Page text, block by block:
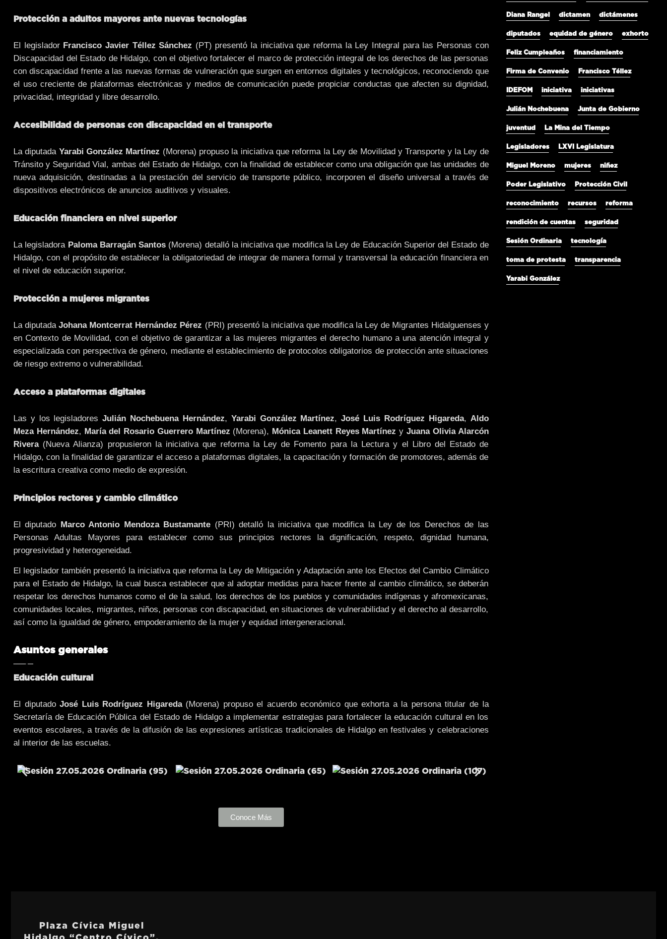
Protección a adultos mayores ante nuevas tecnologías
El legislador Francisco Javier Téllez Sánchez (PT) presentó la iniciativa que reforma la Ley Integral para las Personas con
Discapacidad del Estado de Hidalgo, con el objetivo fortalecer el marco de protección integral de los derechos de las personas
con discapacidad frente a las nuevas formas de vulneración que surgen en entornos digitales y tecnológicos, reconociendo que
el uso creciente de plataformas electrónicas y medios de comunicación puede propiciar conductas que afecten su dignidad,
privacidad, integridad y libre desarrollo.
Accesibilidad de personas con discapacidad en el transporte
La diputada Yarabi González Martínez (Morena) propuso la iniciativa que reforma la Ley de Movilidad y Transporte y la Ley de
Tránsito y Seguridad Vial, ambas del Estado de Hidalgo, con la finalidad de establecer como una obligación que las unidades de
nueva adquisición, destinadas a la prestación del servicio de transporte público, incorporen el diseño universal a través de
dispositivos electrónicos de anuncios auditivos y visuales.
Educación financiera en nivel superior
La legisladora Paloma Barragán Santos (Morena) detalló la iniciativa que modifica la Ley de Educación Superior del Estado de
Hidalgo, con el propósito de establecer la obligatoriedad de integrar de manera formal y transversal la educación financiera en
el nivel de educación superior.
Protección a mujeres migrantes
La diputadaJohana Montcerrat Hernández Pérez (PRI) presentó la iniciativa que modifica la Ley de Migrantes Hidalguenses y
en Contexto de Movilidad, con el objetivo de garantizar a las mujeres migrantes el derecho humano a una atención integral y
especializada con perspectiva de género, mediante el establecimiento de protocolos obligatorios de protección ante situaciones
de riesgo extremo o vulnerabilidad.
Acceso a plataformas digitales
Las y los legisladoresJulián Nochebuena Hernández, Yarabi González Martínez,José Luis Rodríguez Higareda, Aldo
Meza Hernández, María del Rosario Guerrero Martínez (Morena), Mónica Leanett Reyes Martínez yJuana Olivia Alarcón
Rivera(Nueva Alianza) propusieron la iniciativa que reforma la Ley de Fomento para la Lectura y el Libro del Estado de
Hidalgo, con la finalidad de garantizar el acceso a plataformas digitales, la capacitación y formación de promotores, además de
la escritura creativa como medio de expresión.
Principios rectores y cambio climático
El diputado Marco Antonio Mendoza Bustamante (PRI) detalló la iniciativa que modifica la Ley de los Derechos de las
Personas Adultas Mayores para establecer como sus principios rectores la dignificación, respeto, dignidad humana,
progresividad y heterogeneidad.
El legislador también presentó la iniciativa que reforma la Ley de Mitigación y Adaptación ante los Efectos del Cambio Climático
para el Estado de Hidalgo, la cual busca establecer que al adoptar medidas para hacer frente al cambio climático, se deberán
respetar los derechos humanos como el de la salud, los derechos de los pueblos y comunidades indígenas y afromexicanas,
comunidades locales, migrantes, niños, personas con discapacidad, en situaciones de vulnerabilidad y el derecho al desarrollo,
así como la igualdad de género, empoderamiento de la mujer y equidad intergeneracional.
Asuntos generales
Educación cultural
El diputadoJosé Luis Rodríguez Higareda(Morena) propuso el acuerdo económico que exhorta a la persona titular de la
Secretaría de Educación Pública del Estado de Hidalgo a implementar estrategias para fortalecer la educación cultural en los
eventos escolares, a través de la difusión de las expresiones artísticas tradicionales de Hidalgo en festivales y celebraciones
al interior de las escuelas.
Conoce Más
Diana Rangel dictamen dictámenes
diputados equidad de género exhorto
Feliz Cumpleaños financiamiento
Firma de Convenio Francisco Téllez
IDEFOM iniciativa iniciativas
Julián Nochebuena Junta de Gobierno
juventud La Mina del Tiempo
Legisladores LXVI Legislatura
Miguel Moreno mujeres niñez
Poder Legislativo Protección Civil
reconocimiento recursos reforma
rendición de cuentas seguridad
Sesión Ordinaria tecnología
toma de protesta transparencia
Yarabi González
Plaza Cívica Miguel